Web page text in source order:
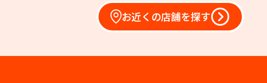
お近くの店舗を探す